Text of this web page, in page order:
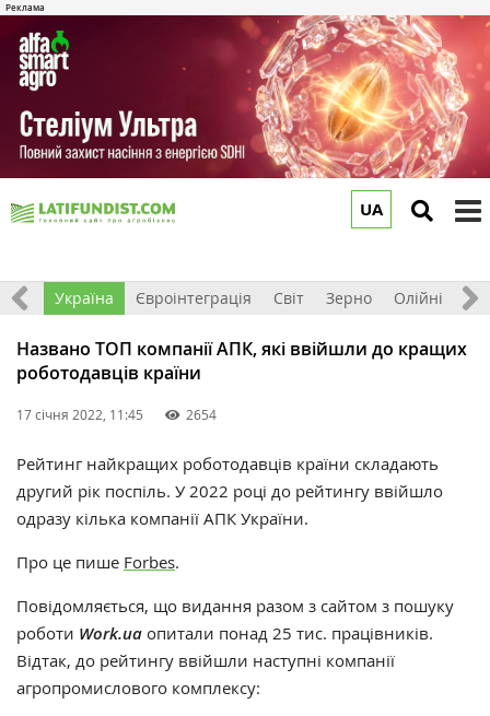
UA
Все Україна Євроінтеграція Світ Зерно Олійні
Названо ТОП компанії АПК, які ввійшли до кращих
роботодавців країни
17 січня 2022, 11:45 2654
Рейтинг найкращих роботодавців країни складають
другий рік поспіль. У 2022 році до рейтингу ввійшло
одразу кілька компанії АПК України.
Про це пише Forbes.
Повідомляється, що видання разом з сайтом з пошуку
роботи Work.ua опитали понад 25 тис. працівників.
Відтак, до рейтингу ввійшли наступні компанії
агропромислового комплексу: